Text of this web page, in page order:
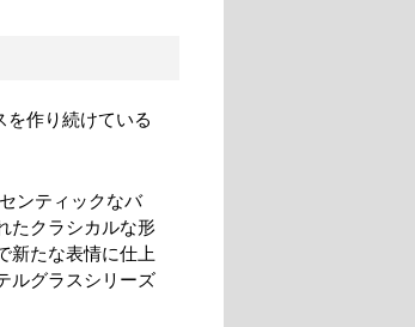
作り続けている
ンティックなバ
たクラシカルな形
新たな表情に仕上
ルグラスシリーズ